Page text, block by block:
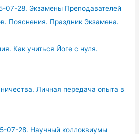
07-28. Экзамены Преподавателей
Пояснения. Праздник Экзамена.
Как учиться Йоге с нуля.
Личная передача опыта в
07-28. Научный коллоквиумы